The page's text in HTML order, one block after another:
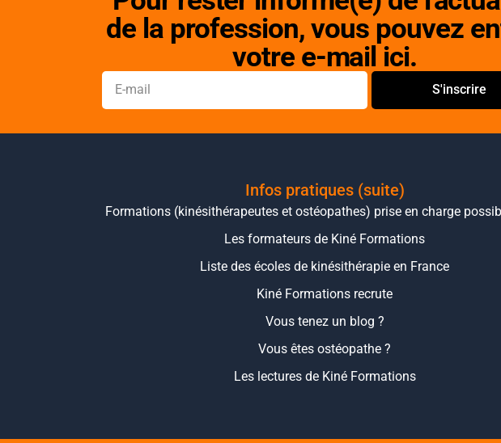
de la profession, vous pouvez
votre e-mail ici.
S'inscrire
Infos pratiques (suite)
Formations (kinésithérapeutes et ostéopathes) prise en charge
Les formateurs de Kiné Formations
Liste des écoles de kinésithérapie en France
Kiné Formations recrute
Vous tenez un blog ?
Vous êtes ostéopathe ?
Les lectures de Kiné Formations